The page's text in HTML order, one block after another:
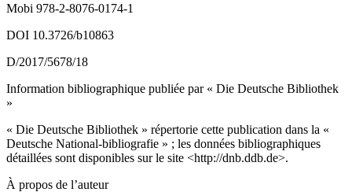
Mobi 978-2-8076-0174-1
DOI 10.3726/b10863
D/2017/5678/18
Information bibliographique publiée par « Die Deutsche Bibliothek
»
« Die Deutsche Bibliothek » répertorie cette publication dans la «
Deutsche National-bibliografie » ; les données bibliographiques
détaillées sont disponibles sur le site <http://dnb.ddb.de>.
À propos de l’auteur